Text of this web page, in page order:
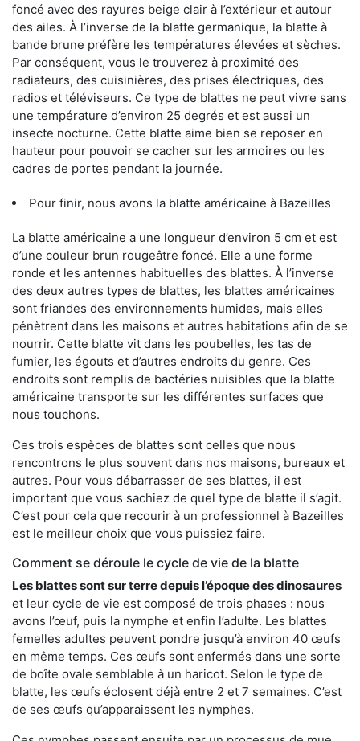
foncé avec des rayures beige clair à l’extérieur et autour
des ailes. À l’inverse de la blatte germanique, la blatte à
bande brune préfère les températures élevées et sèches.
Par conséquent, vous le trouverez à proximité des
radiateurs, des cuisinières, des prises électriques, des
radios et téléviseurs. Ce type de blattes ne peut vivre sans
une température d’environ 25 degrés et est aussi un
insecte nocturne. Cette blatte aime bien se reposer en
hauteur pour pouvoir se cacher sur les armoires ou les
cadres de portes pendant la journée.
Pour finir, nous avons la blatte américaine à Bazeilles
La blatte américaine a une longueur d’environ 5 cm et est
d’une couleur brun rougeâtre foncé. Elle a une forme
ronde et les antennes habituelles des blattes. À l’inverse
des deux autres types de blattes, les blattes américaines
sont friandes des environnements humides, mais elles
pénètrent dans les maisons et autres habitations afin de se
nourrir. Cette blatte vit dans les poubelles, les tas de
fumier, les égouts et d’autres endroits du genre. Ces
endroits sont remplis de bactéries nuisibles que la blatte
américaine transporte sur les différentes surfaces que
nous touchons.
Ces trois espèces de blattes sont celles que nous
rencontrons le plus souvent dans nos maisons, bureaux et
autres. Pour vous débarrasser de ses blattes, il est
important que vous sachiez de quel type de blatte il s’agit.
C’est pour cela que recourir à un professionnel à Bazeilles
est le meilleur choix que vous puissiez faire.
Comment se déroule le cycle de vie de la blatte
Les blattes sont sur terre depuis l’époque des dinosaures
et leur cycle de vie est composé de trois phases : nous
avons l’œuf, puis la nymphe et enfin l’adulte. Les blattes
femelles adultes peuvent pondre jusqu’à environ 40 œufs
en même temps. Ces œufs sont enfermés dans une sorte
de boîte ovale semblable à un haricot. Selon le type de
blatte, les œufs éclosent déjà entre 2 et 7 semaines. C’est
de ses œufs qu’apparaissent les nymphes.